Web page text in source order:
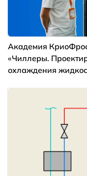
Академия
«Чиллеры.
охлаждения